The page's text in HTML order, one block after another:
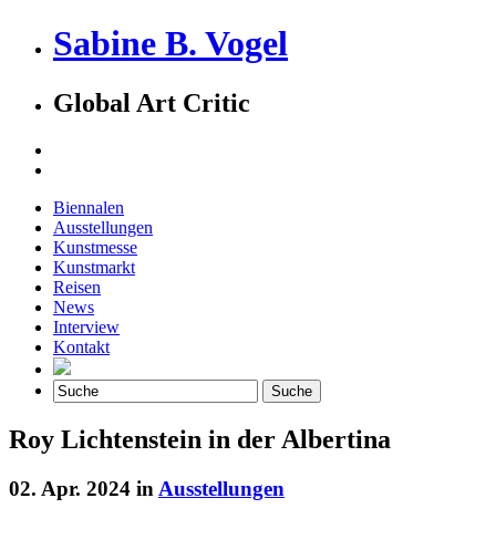
Sabine B. Vogel
Global Art Critic
Biennalen
Ausstellungen
Kunstmesse
Kunstmarkt
Reisen
News
Interview
Kontakt
Roy Lichtenstein in der Albertina
02. Apr. 2024 in Ausstellungen